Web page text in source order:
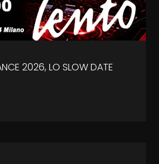
2026, LO SLOW DATE